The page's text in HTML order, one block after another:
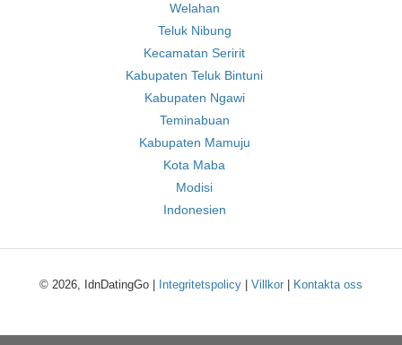
Welahan
Teluk Nibung
Kecamatan Seririt
Kabupaten Teluk Bintuni
Kabupaten Ngawi
Teminabuan
Kabupaten Mamuju
Kota Maba
Modisi
Indonesien
© 2026, IdnDatingGo | Integritetspolicy Villkor Kontakta oss